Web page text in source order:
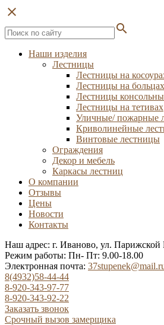
close
search
Наши изделия
Лестницы
Лестницы на
Лестницы на больцах
Лестницы
Лестницы на тетивах
Уличные/ пожарные
Криволинейные
Винтовые лестницы
Ограждения
Декор и мебель
Каркасы лестниц
О компании
Отзывы
Цены
Новости
Контакты
Наш адрес: г. Иваново, ул.
Режим работы: Пн- Пт: 9.00-18.00
Электронная почта:
8(4932)58-44-44
8-920-343-97-77
8-920-343-92-22
Заказать звонок
Срочный вызов замерщика